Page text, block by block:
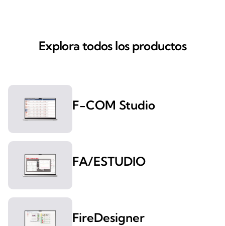
Explora todos los productos
F-COM Studio
FA/ESTUDIO
FireDesigner